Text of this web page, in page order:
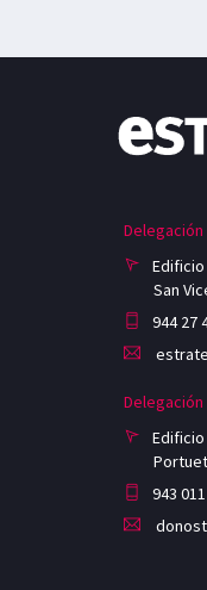
Delegación
Edificio
San
944 27
Delegación
Edificio
943